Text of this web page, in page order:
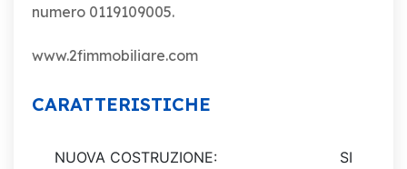
numero 0119109005.
www.2fimmobiliare.com
CARATTERISTICHE
NUOVA COSTRUZIONE: SI